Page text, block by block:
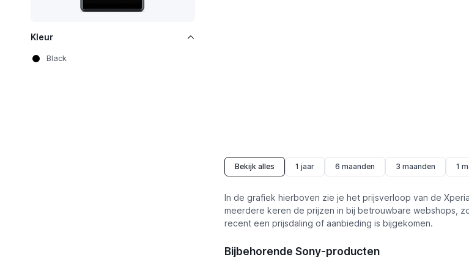
Kleur
Black
Bekijk alles 1 jaar 6 maanden 3 maanden 1
In de grafiek hierboven zie je het prijsverloop van de
meerdere keren de prijzen in bij betrouwbare webshops,
recent een prijsdaling of aanbieding is bijgekomen.
Bijbehorende Sony-producten